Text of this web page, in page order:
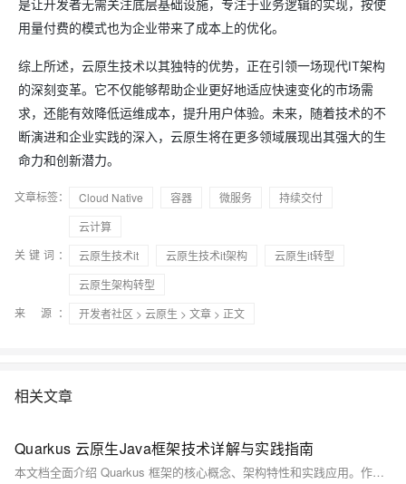
是让开发者无需关注底层基础设施，专注于业务逻辑的实现，按使
用量付费的模式也为企业带来了成本上的优化。
综上所述，云原生技术以其独特的优势，正在引领一场现代IT架构
的深刻变革。它不仅能够帮助企业更好地适应快速变化的市场需
求，还能有效降低运维成本，提升用户体验。未来，随着技术的不
断演进和企业实践的深入，云原生将在更多领域展现出其强大的生
命力和创新潜力。
文章标签： Cloud Native 容器 微服务
持续交付
云计算
关键词：
云原生技术it 云原生技术it架构
云原生it转型
云原生架构转型
来 源：
开发者社区 > 云原生 > 文章 > 正文
相关文章
Quarkus 云原生Java框架技术详解与实践指南
本文档全面介绍 Quarkus 框架的核心概念、架构特性和实践应用。作为新一代的云原生 Java 框架，Quarkus 旨在为 OpenJDK HotSpot 和 GraalVM 量身定制，显著提升 Java 在容器化环境中的运行效率。本文将深入探讨其响应式编程模型、原生编译能力、扩展机制以及与微服务架构的深度集成，帮助开发者构建高效、轻量的云原生应用。